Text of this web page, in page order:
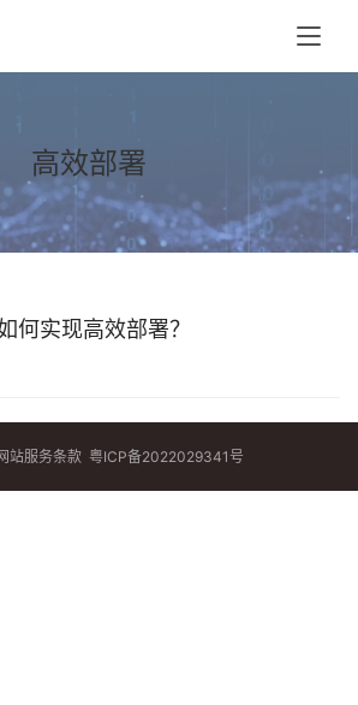
高效部署
何实现高效部署？
站服务条款 粤ICP备2022029341号